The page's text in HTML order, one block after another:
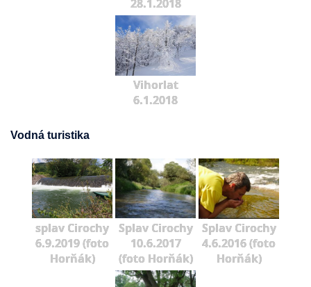
28.1.2018
Vihorlat
6.1.2018
Vodná turistika
splav Cirochy
6.9.2019 (foto
Horňák)
Splav Cirochy
10.6.2017
(foto Horňák)
Splav Cirochy
4.6.2016 (foto
Horňák)